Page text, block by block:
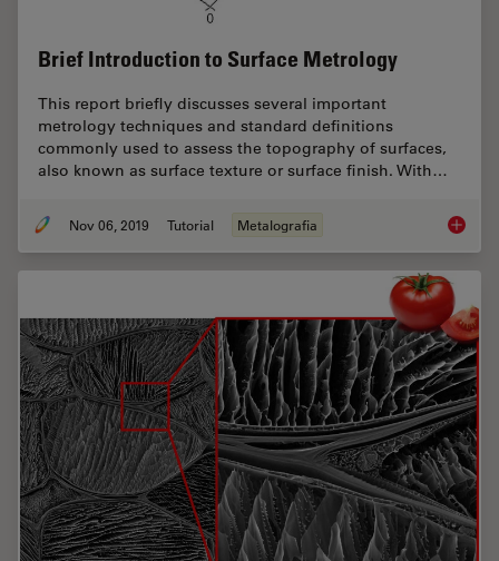
Brief Introduction to Surface Metrology
This report briefly discusses several important
metrology techniques and standard definitions
commonly used to assess the topography of surfaces,
also known as surface texture or surface finish. With…
Nov 06, 2019 Tutorial Metalografia Brief